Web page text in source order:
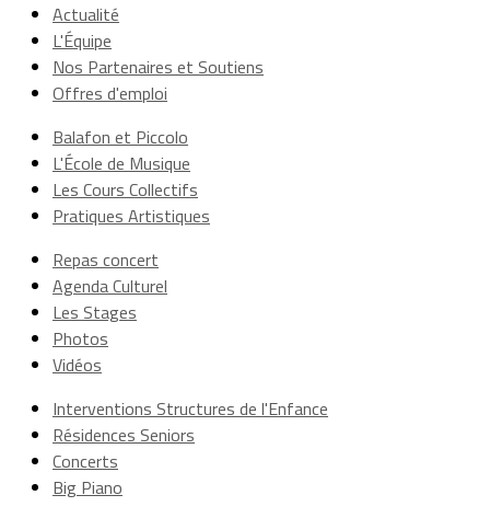
Actualité
L'Équipe
Nos Partenaires et Soutiens
Offres d'emploi
Balafon et Piccolo
L'École de Musique
Les Cours Collectifs
Pratiques Artistiques
Repas concert
Agenda Culturel
Les Stages
Photos
Vidéos
Interventions Structures de l'Enfance
Résidences Seniors
Concerts
Big Piano